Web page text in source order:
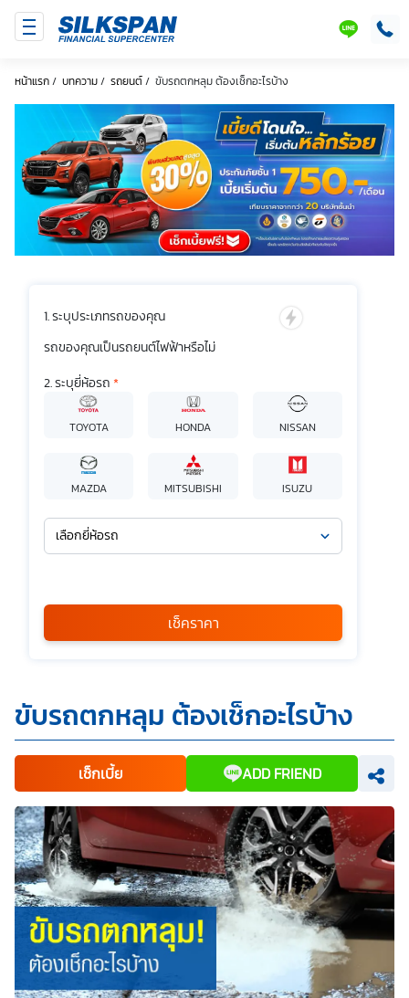
หน้าแรก/ บทความ/ รถยนต์/ ขับรถตกหลุม ต้องเช็กอะไรบ้าง
ระบุประเภทรถของคุณ
รถของคุณเป็นรถยนต์ไฟฟ้าหรือไม่
ระบุยี่ห้อรถ *
TOYOTA HONDA NISSAN
MAZDA MITSUBISHI ISUZU
เลือกยี่ห้อรถ
กรุณาเลือก
*
ข้าพเจ้ารับทราบนโยบายคุ้มครองข้อมูลส่วนบุคคล และยินยอมให้
บริษัท SILKSPAN อินชัวรันซ์ โบรกเกอร์เรจ จำกัด รวมถึงบริษัท
ในเครือที่เกี่ยวข้องกัน ตลอดจนคู่ค้าทางธุรกิจและ/หรือ
พันธมิตรของบริษัทเหล่านี้ สามารถเก็บ ใช้ และ/หรือ เปิดเผย
ข้อมูลส่วนบุคคลและข้อมูลส่วนบุคคลที่มีความอ่อนไหวของ
ข้าพเจ้า เพื่อวัตถุประสงค์ในการดำเนินการติดต่อและนำเสนอ
ข้อมูลสำหรับการขายผลิตภัณฑ์ การจัดทำรายการส่งเสริมการ
ข้อมูลเกี่ยวกับผลิตภัณฑ์ หรือกรมธรรม์ประกันภัย การใช้ข้อมูล
เพื่อพัฒนาผลิตภัณฑ์หรือบริการต่างๆ หรือเพื่อกิจกรรมอื่นๆ
ท่านสามารถอ่านรายละเอียดนโยบายคุ้มครองข้อมูลส่วนบุคคล
และสิทธิของเจ้าของข้อมูลส่วนบุคคลได้ที่เว็บไซต์คำประกาศ
เกี่ยวกับความเป็นส่วนตัวก่อนให้ความยินยอม ทั้งนี้ ก่อนการ
แสดงเจตนา ข้าพเจ้าได้อ่านรายละเอียดจากเอกสารชี้แจงข้อมูล
หรือได้รับคำอธิบายจากหน่วยงานถึงวัตถุประสงค์ในการเก็บ
รวบรวม ใช้หรือเปิดเผยข้อมูลส่วนบุคคล (“ประมวลผลข้อมูล
ส่วนบุคคล”) และมีความเข้าใจดีแล้ว ข้าพเจ้าให้ความยินยอมหรือ
ปฏิเสธไม่ให้ความยินยอมในเอกสารนี้ด้วยความสมัครใจ
ปราศจากการบังคับหรือชักจูง และข้าพเจ้าทราบว่าข้าพเจ้า
สามารถถอนความยินยอมนี้เสียเมื่อใดก็ได้ เว้นแต่ในกรณีมีข้อ
จำกัดสิทธิตามกฎหมายหรือยังมีสัญญาระหว่างข้าพเจ้ากับ
เช็คราคา
ขับรถตกหลุม ต้องเช็กอะไรบ้าง
เช็กเบี้ย ADD FRIEND